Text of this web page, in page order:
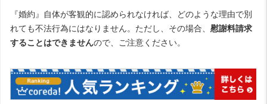
『婚約』自体が客観的に認められなければ、どのような理由で別
れても不法行為にはなりません。ただし、その場合、 慰謝料請求
することはできませんので、ご注意ください。